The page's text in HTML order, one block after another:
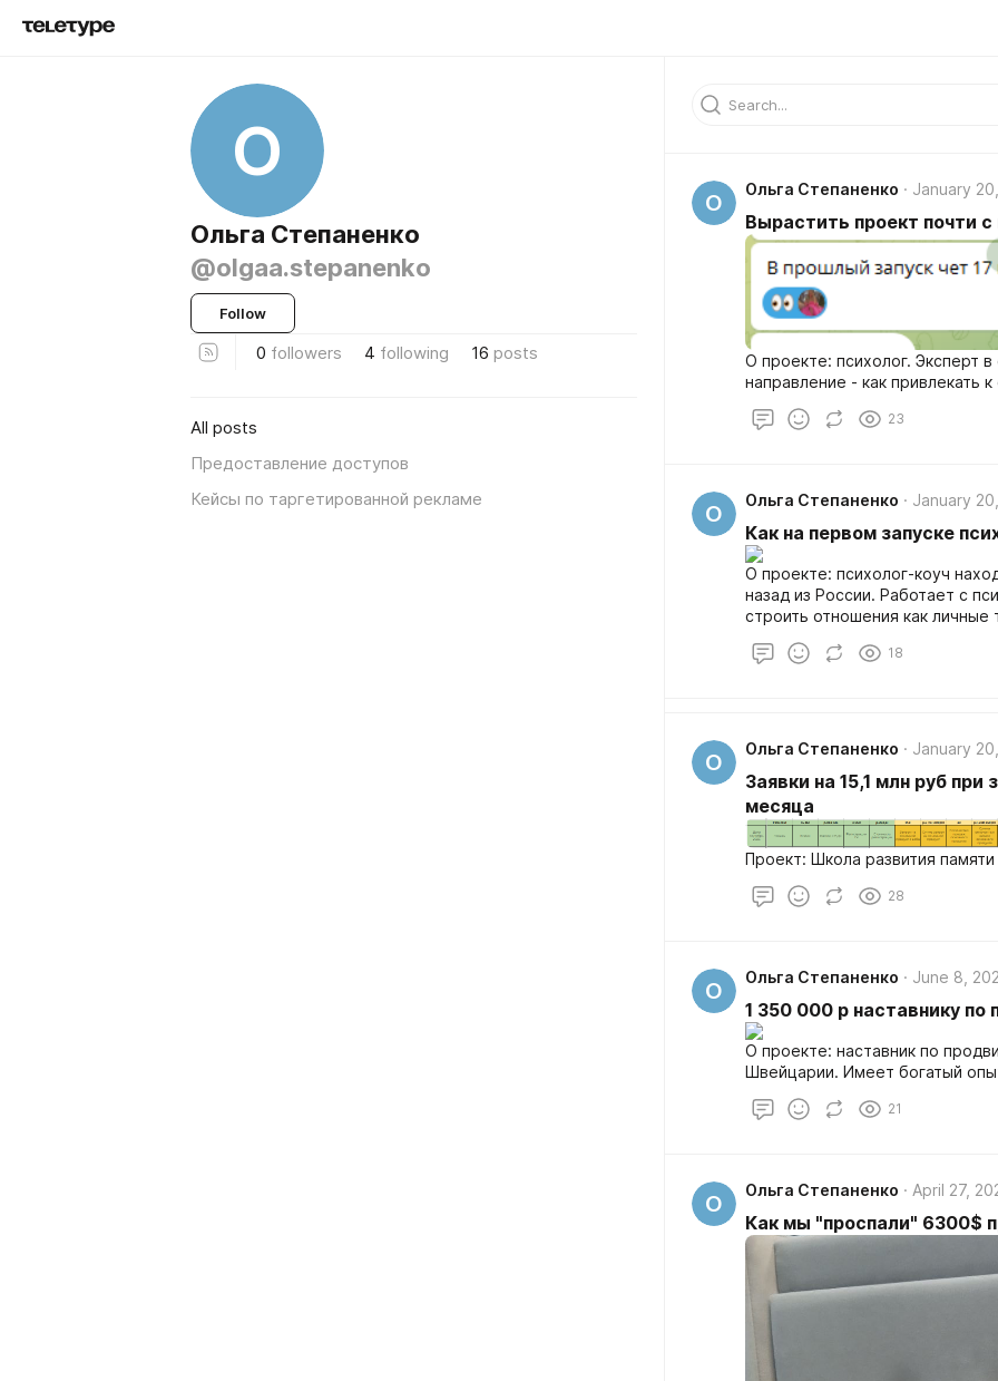
О
Ольга Степаненко
@olgaa.stepanenko
Follow
0 followers 4 following 16 posts
All posts
Предоставление доступов
Кейсы по таргетированной рекламе
О
Ольга Степаненко January
Вырастить проект почти с
О проекте: психолог. Эксперт
направление - как привлекать
23
О
Ольга Степаненко January
Как на первом запуске
О проекте: психолог-коуч
назад из России. Работает с
строить отношения как личные
личности человека. Ранее
помощью личных
18
О
Ольга Степаненко January
Заявки на 15,1 млн руб при
месяца
Проект: Школа развития памяти
28
О
Ольга Степаненко June 8,
1 350 000 р наставнику
О проекте: наставник по продвижению на
Швейцарии. Имеет богатый
21
О
Ольга Степаненко April 27,
Как мы "проспали" 6300$